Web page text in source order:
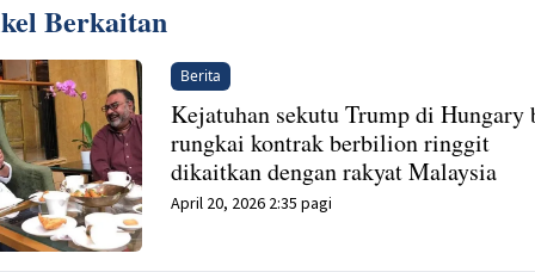
Berkaitan
Berita
Kejatuhan sekutu Trump di Hungary
rungkai kontrak berbilion ringgit
dikaitkan dengan rakyat Malaysia
April 20, 2026 2:35 pagi